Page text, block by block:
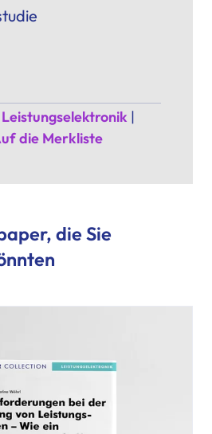
Leistungselektronik|
die Merkliste
die Sie